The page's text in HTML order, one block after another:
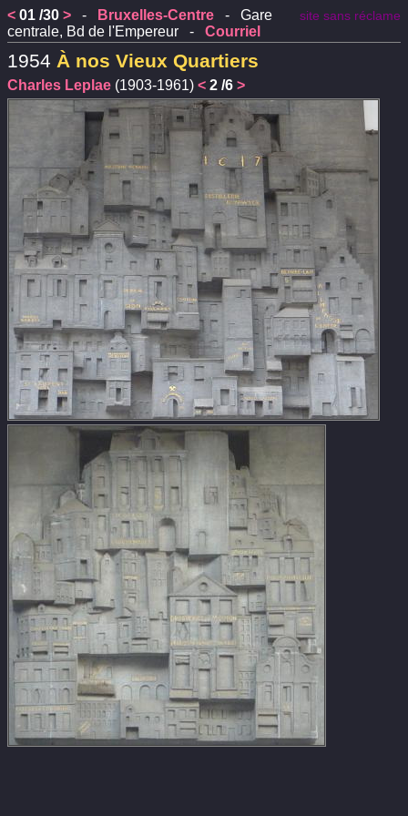
site sans réclame
< 01 /30 > - Bruxelles-Centre - Gare
centrale, Bd de l'Empereur - Courriel
1954 À nos Vieux Quartiers
Charles Leplae (1903-1961) < 2 /6 >